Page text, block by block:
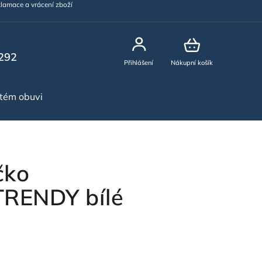
a vrácení zboží
Nákupní košík
Přihlášení
obuvi
bílé